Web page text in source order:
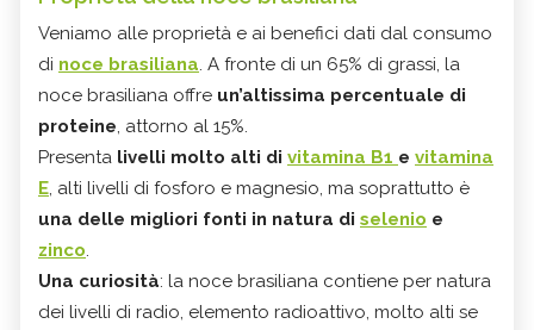
Veniamo alle proprietà e ai benefici dati dal consumo
di noce brasiliana. A fronte di un 65% di grassi, la
noce brasiliana offre un’altissima percentuale di
proteine, attorno al 15%.
Presenta livelli molto alti di vitamina B1 e vitamina
E, alti livelli di fosforo e magnesio, ma soprattutto è
una delle migliori fonti in natura di selenio e
zinco.
Una curiosità: la noce brasiliana contiene per natura
dei livelli di radio, elemento radioattivo, molto alti se